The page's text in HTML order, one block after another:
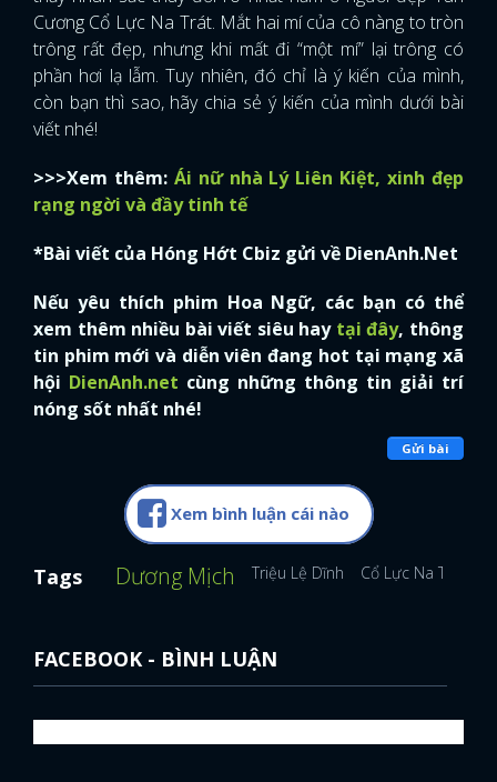
Cương Cổ Lực Na Trát. Mắt hai mí của cô nàng to tròn
trông rất đẹp, nhưng khi mất đi “một mí” lại trông có
phần hơi lạ lẫm. Tuy nhiên, đó chỉ là ý kiến của mình,
còn bạn thì sao, hãy chia sẻ ý kiến của mình dưới bài
viết nhé!
>>>Xem thêm: Ái nữ nhà Lý Liên Kiệt, xinh đẹp
rạng ngời và đầy tinh tế
*Bài viết của Hóng Hớt Cbiz gửi về DienAnh.Net
Nếu yêu thích phim Hoa Ngữ, các bạn có thể
xem thêm nhiều bài viết siêu hay tại đây, thông
tin phim mới và diễn viên đang hot tại mạng xã
hội DienAnh.net cùng những thông tin giải trí
nóng sốt nhất nhé!
Gửi bài
Xem bình luận cái nào
Tags Dương Mịch Triệu Lệ Dĩnh Cổ Lực Na Trát
FACEBOOK - BÌNH LUẬN